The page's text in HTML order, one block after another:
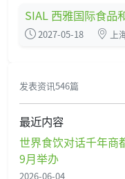
SIAL 西雅国际食品
2027-05-18 上
发表资讯546篇
最近内容
世界食饮对话千年商
9月举办
2026-06-04